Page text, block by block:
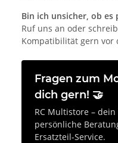
Bin ich unsicher, ob es
Ruf uns an oder
Kompatibilität gern vor
Fragen zum
dich gern! 🤝
RC Multistore – dein
persönliche
Ersatzteil-Service.